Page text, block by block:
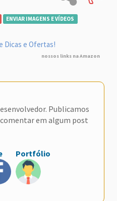
ENVIAR IMAGENS E VÍDEOS
Dicas e Ofertas!
nossos links na Amazon
Publicamos
em algum post
Portfólio